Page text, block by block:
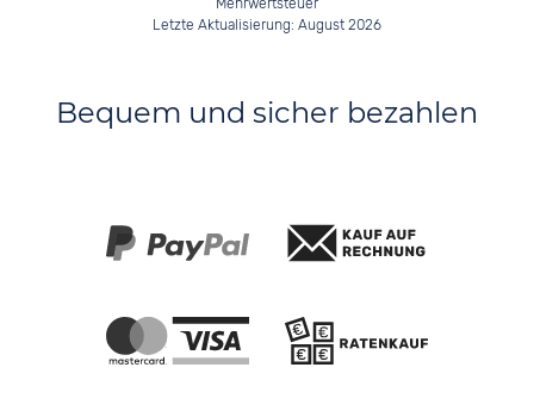
Mehrwertsteuer
Letzte Aktualisierung: August 2026
Bequem und sicher bezahlen